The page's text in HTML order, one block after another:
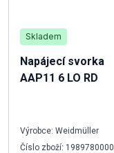
Skladem
Napájecí svorka
AAP11 6 LO RD
Výrobce: Weidmüller
Číslo zboží: 1989780000